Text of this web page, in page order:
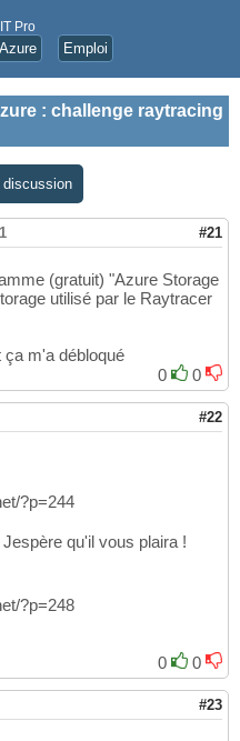
Pro
Emploi
: challenge raytracing
discussion
#21
(gratuit) "Azure Storage
utilisé par le Raytracer
m'a débloqué
0
0
#22
?p=244
qu'il vous plaira !
?p=248
0
0
#23